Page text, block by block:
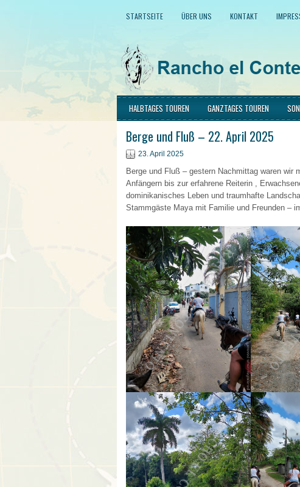
STARTSEITE ÜBER UNS KONTAKT
HALBTAGES TOUREN GANZTAGES TOUREN
Berge und Fluß – 22. April 2025
23. April 2025
Berge und Fluß – gestern Nachmittag waren
Anfängern bis zur erfahrene Reiterin ,
dominikanisches Leben und traumhafte
Stammgäste Maya mit Familie und Freunden –